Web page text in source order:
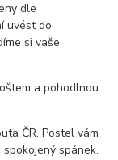
dle
uvést do
si vaše
a pohodlnou
ČR. Postel vám
spánek.